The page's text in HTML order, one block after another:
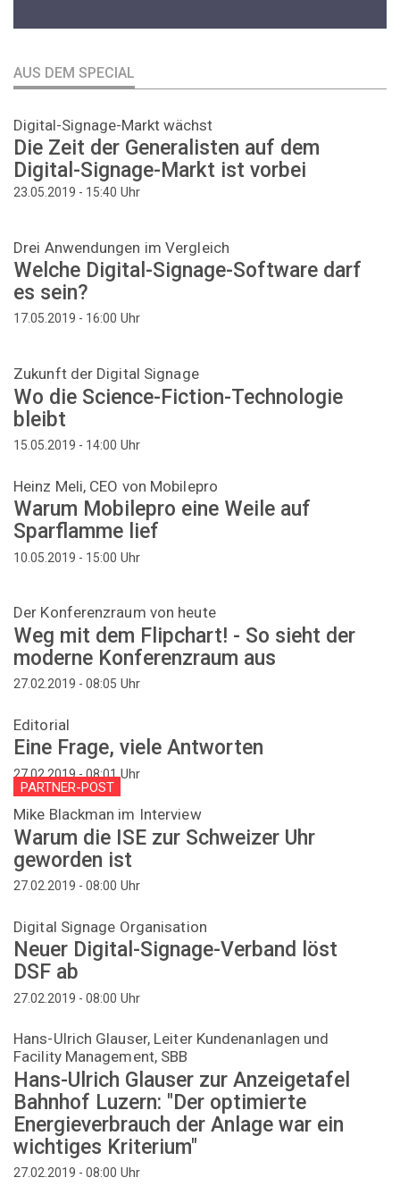
AUS DEM SPECIAL
Digital-Signage-Markt wächst
Die Zeit der Generalisten auf dem
Digital-Signage-Markt ist vorbei
23.05.2019 - 15:40 Uhr
Drei Anwendungen im Vergleich
Welche Digital-Signage-Software darf
es sein?
17.05.2019 - 16:00 Uhr
Zukunft der Digital Signage
Wo die Science-Fiction-Technologie
bleibt
15.05.2019 - 14:00 Uhr
Heinz Meli, CEO von Mobilepro
Warum Mobilepro eine Weile auf
Sparflamme lief
10.05.2019 - 15:00 Uhr
Der Konferenzraum von heute
Weg mit dem Flipchart! - So sieht der
moderne Konferenzraum aus
27.02.2019 - 08:05 Uhr
Editorial
Eine Frage, viele Antworten
27.02.2019 - 08:01Uhr
PARTNER-POST
Mike Blackman im Interview
Warum die ISE zur Schweizer Uhr
geworden ist
27.02.2019 - 08:00 Uhr
Digital Signage Organisation
Neuer Digital-Signage-Verband löst
DSF ab
27.02.2019 - 08:00 Uhr
Hans-Ulrich Glauser, Leiter Kundenanlagen und
Facility Management, SBB
Hans-Ulrich Glauser zur Anzeigetafel
Bahnhof Luzern: "Der optimierte
Energieverbrauch der Anlage war ein
wichtiges Kriterium"
27.02.2019 - 08:00 Uhr